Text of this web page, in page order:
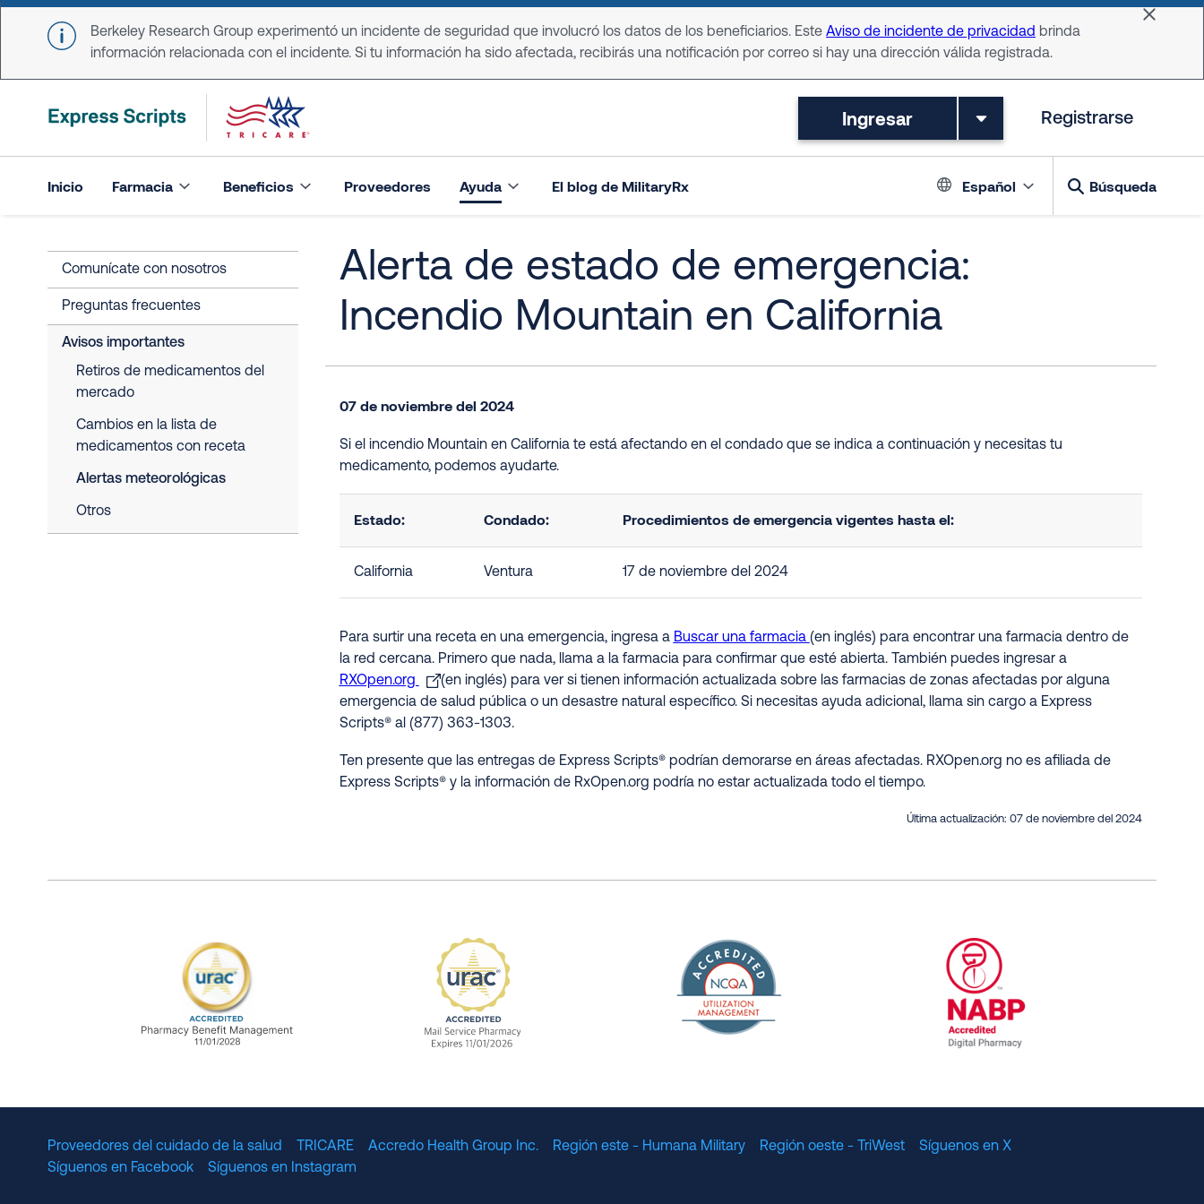
Skip to main content
Berkeley Research Group experimentó un incidente de seguridad que involucró los datos de los beneficiarios. Este Aviso de incidente de privacidad brinda
información relacionada con el incidente. Si tu información ha sido afectada, recibirás una notificación por correo si hay una dirección válida registrada.
Dismiss
Ingresar Registrarse
Inicio Farmacia Beneficios Proveedores Ayuda El blog de MilitaryRx Language
Español Búsqueda
Comunícate con nosotros
Preguntas frecuentes
Avisos importantes
Retiros de medicamentos del
mercado
Cambios en la lista de
medicamentos con receta
Alertas meteorológicas
Otros
Alerta de estado de emergencia:
Incendio Mountain en California
07 de noviembre del 2024
Si el incendio Mountain en California te está afectando en el condado que se indica a continuación y necesitas tu
medicamento, podemos ayudarte.
Estado: Condado: Procedimientos de emergencia vigentes hasta el:
California Ventura 17 de noviembre del 2024
Para surtir una receta en una emergencia, ingresa a Buscar una farmacia (en inglés) para encontrar una farmacia dentro de
la red cercana. Primero que nada, llama a la farmacia para confirmar que esté abierta. También puedes ingresar a
RXOpen.org
(en inglés) para ver si tienen información actualizada sobre las farmacias de zonas afectadas por alguna
emergencia de salud pública o un desastre natural específico. Si necesitas ayuda adicional, llama sin cargo a Express
Scripts® al (877) 363-1303.
Ten presente que las entregas de Express Scripts® podrían demorarse en áreas afectadas. RXOpen.org no es afiliada de
Express Scripts® y la información de RxOpen.org podría no estar actualizada todo el tiempo.
Última actualización: 07 de noviembre del 2024
Proveedores del cuidado de la salud TRICARE Accredo Health Group Inc. Región este - Humana Military Región oeste - TriWest
Síguenos en X
Síguenos en Facebook
Síguenos en Instagram